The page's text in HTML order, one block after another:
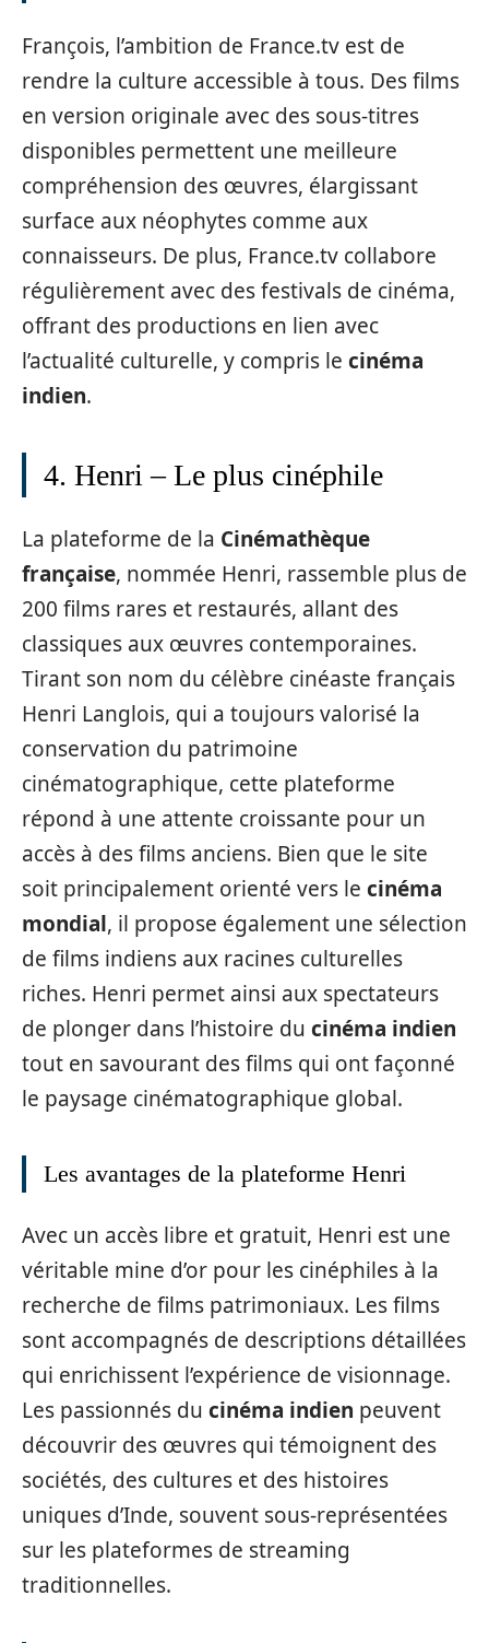
François, l’ambition de France.tv est de
rendre la culture accessible à tous. Des films
en version originale avec des sous-titres
disponibles permettent une meilleure
compréhension des œuvres, élargissant
surface aux néophytes comme aux
connaisseurs. De plus, France.tv collabore
régulièrement avec des festivals de cinéma,
offrant des productions en lien avec
l’actualité culturelle, y compris le cinéma
indien.
4. Henri – Le plus cinéphile
La plateforme de la Cinémathèque
française, nommée Henri, rassemble plus de
200 films rares et restaurés, allant des
classiques aux œuvres contemporaines.
Tirant son nom du célèbre cinéaste français
Henri Langlois, qui a toujours valorisé la
conservation du patrimoine
cinématographique, cette plateforme
répond à une attente croissante pour un
accès à des films anciens. Bien que le site
soit principalement orienté vers le cinéma
mondial, il propose également une sélection
de films indiens aux racines culturelles
riches. Henri permet ainsi aux spectateurs
de plonger dans l’histoire du cinéma indien
tout en savourant des films qui ont façonné
le paysage cinématographique global.
Les avantages de la plateforme Henri
Avec un accès libre et gratuit, Henri est une
véritable mine d’or pour les cinéphiles à la
recherche de films patrimoniaux. Les films
sont accompagnés de descriptions détaillées
qui enrichissent l’expérience de visionnage.
Les passionnés du cinéma indien peuvent
découvrir des œuvres qui témoignent des
sociétés, des cultures et des histoires
uniques d’Inde, souvent sous-représentées
sur les plateformes de streaming
traditionnelles.